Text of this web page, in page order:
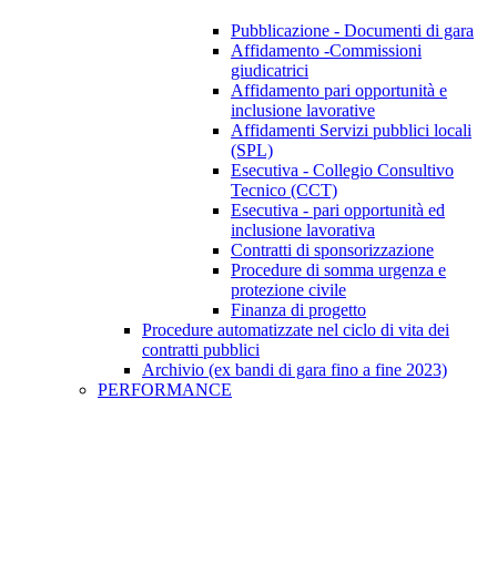
Pubblicazione - Documenti di gara
Affidamento -Commissioni
giudicatrici
Affidamento pari opportunità e
inclusione lavorative
Affidamenti Servizi pubblici locali
(SPL)
Esecutiva - Collegio Consultivo
Tecnico (CCT)
Esecutiva - pari opportunità ed
inclusione lavorativa
Contratti di sponsorizzazione
Procedure di somma urgenza e
protezione civile
Finanza di progetto
Procedure automatizzate nel ciclo di vita dei
contratti pubblici
Archivio (ex bandi di gara fino a fine 2023)
PERFORMANCE